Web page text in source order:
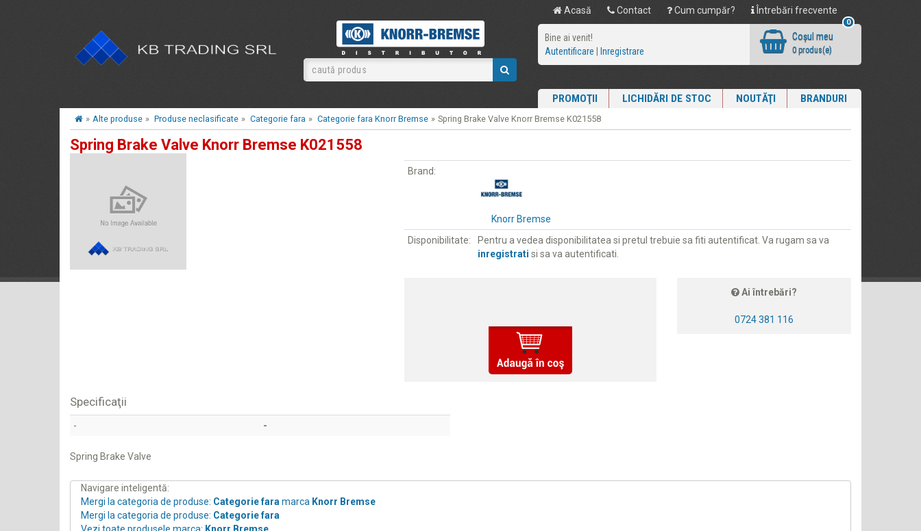
Acasă Contact Cum cumpăr? Întrebări frecvente
Bine ai venit!
Autentificare
Inregistrare
0
Coşul meu
0 produs(e)
PROMOŢII LICHIDĂRI DE STOC NOUTĂŢI BRANDURI
» Alte produse » Produse neclasificate » Categorie fara » Categorie fara Knorr Bremse » Spring Brake Valve Knorr Bremse K021558
Spring Brake Valve Knorr Bremse K021558
Brand:
Knorr Bremse
Disponibilitate:
Pentru a vedea disponibilitatea si pretul trebuie sa fiti autentificat. Va rugam sa va
inregistrati si sa va autentificati.
Ai întrebări?
0724 381 116
Specificaţii
- -
Spring Brake Valve
Navigare inteligentă:
Mergi la categoria de produse: Categorie fara marca Knorr Bremse
Mergi la categoria de produse: Categorie fara